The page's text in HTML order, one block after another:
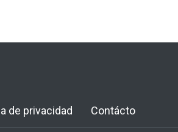
de privacidad Contácto